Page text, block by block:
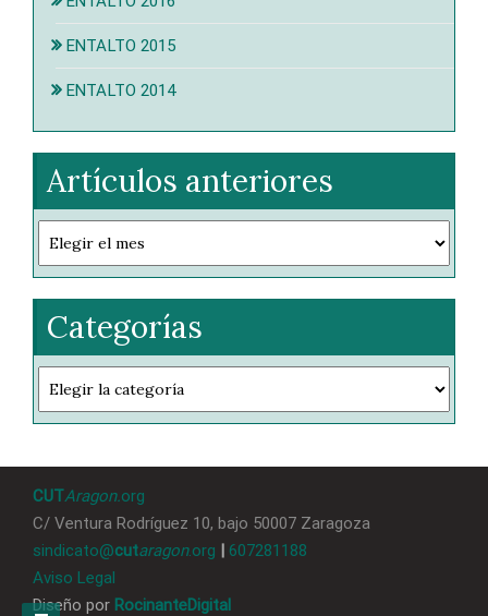
ENTALTO 2015
ENTALTO 2014
Artículos anteriores
anteriores
Categorías
CUTAragon.org
C/ Ventura Rodríguez 10, bajo 50007 Zaragoza
sindicato@cutaragon.org
607281188
Aviso Legal
Diseño por RocinanteDigital